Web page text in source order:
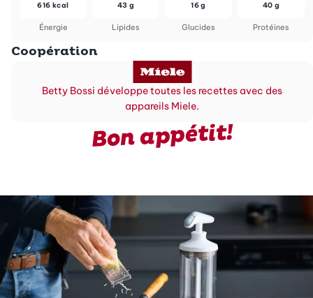
Énergie
616 kcal
Lipides
43 g
Glucides
16 g
Protéines
40 g
Coopération
Betty Bossi développe toutes les recettes avec des
appareils Miele.
Bon appétit!